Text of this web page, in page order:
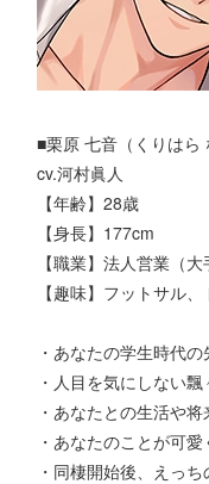
■栗原 七音（くりはら
cv.河村眞人
【年齢】28歳
【身長】177cm
【職業】法人営業（
【趣味】フットサル
・あなたの学生時代
・人目を気にしない
・あなたとの生活や
・あなたのことが可
・同棲開始後、えっ